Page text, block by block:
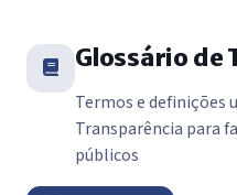
Glossário de
Termos e definições
Transparência para
públicos